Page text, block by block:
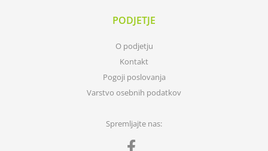
PODJETJE
O podjetju
Kontakt
Pogoji poslovanja
Varstvo osebnih podatkov
Spremljajte nas: